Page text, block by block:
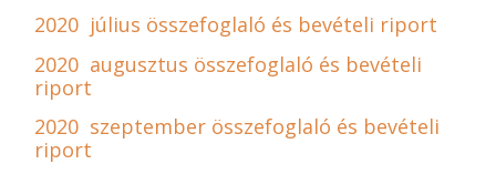
2020 július összefoglaló és bevételi riport
2020 augusztus összefoglaló és bevételi
riport
2020 szeptember összefoglaló és bevételi
riport